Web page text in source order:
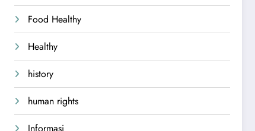
Food Healthy
Healthy
history
human rights